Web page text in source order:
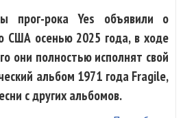
прог-рока Yes объявили о
США осенью 2025 года, в ходе
они полностью исполнят свой
альбом 1971 года Fragile,
с других альбомов.